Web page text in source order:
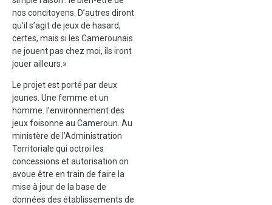
nos concitoyens. D’autres diront
qu’il s’agit de jeux de hasard,
certes, mais si les Camerounais
ne jouent pas chez moi, ils iront
jouer ailleurs.»
Le projet est porté par deux
jeunes. Une femme et un
homme. l’environnement des
jeux foisonne au Cameroun. Au
ministère de l’Administration
Territoriale qui octroi les
concessions et autorisation on
avoue être en train de faire la
mise à jour de la base de
données des établissements de